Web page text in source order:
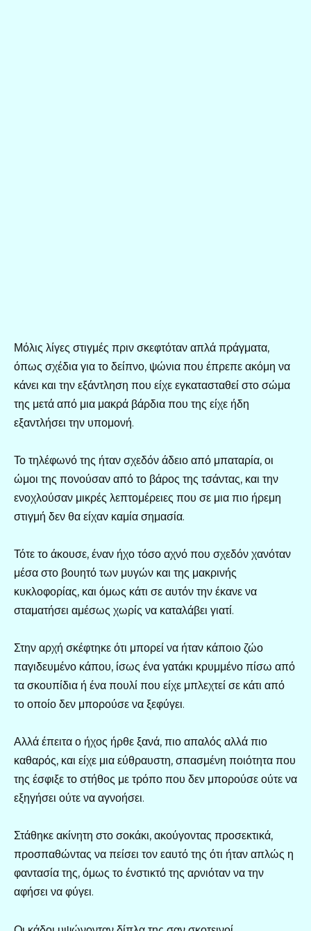
Μόλις λίγες στιγμές πριν σκεφτόταν απλά πράγματα,
όπως σχέδια για το δείπνο, ψώνια που έπρεπε ακόμη να
κάνει και την εξάντληση που είχε εγκατασταθεί στο σώμα
της μετά από μια μακρά βάρδια που της είχε ήδη
εξαντλήσει την υπομονή.
Το τηλέφωνό της ήταν σχεδόν άδειο από μπαταρία, οι
ώμοι της πονούσαν από το βάρος της τσάντας, και την
ενοχλούσαν μικρές λεπτομέρειες που σε μια πιο ήρεμη
στιγμή δεν θα είχαν καμία σημασία.
Τότε το άκουσε, έναν ήχο τόσο αχνό που σχεδόν χανόταν
μέσα στο βουητό των μυγών και της μακρινής
κυκλοφορίας, και όμως κάτι σε αυτόν την έκανε να
σταματήσει αμέσως χωρίς να καταλάβει γιατί.
Στην αρχή σκέφτηκε ότι μπορεί να ήταν κάποιο ζώο
παγιδευμένο κάπου, ίσως ένα γατάκι κρυμμένο πίσω από
τα σκουπίδια ή ένα πουλί που είχε μπλεχτεί σε κάτι από
το οποίο δεν μπορούσε να ξεφύγει.
Αλλά έπειτα ο ήχος ήρθε ξανά, πιο απαλός αλλά πιο
καθαρός, και είχε μια εύθραυστη, σπασμένη ποιότητα που
της έσφιξε το στήθος με τρόπο που δεν μπορούσε ούτε να
εξηγήσει ούτε να αγνοήσει.
Στάθηκε ακίνητη στο σοκάκι, ακούγοντας προσεκτικά,
προσπαθώντας να πείσει τον εαυτό της ότι ήταν απλώς η
φαντασία της, όμως το ένστικτό της αρνιόταν να την
αφήσει να φύγει.